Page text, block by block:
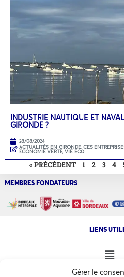
Gérer le
INDUSTRIE NAUTIQUE ET
GIRONDE ?
28/08/2024
ACTUALITÉS EN GIRONDE, CES
ÉCONOMIE VERTE, VIE ÉCO.
« PRÉCÉDENT 1 2 3 4
MEMBRES FONDATEURS
LIENS
NOS AUTRES